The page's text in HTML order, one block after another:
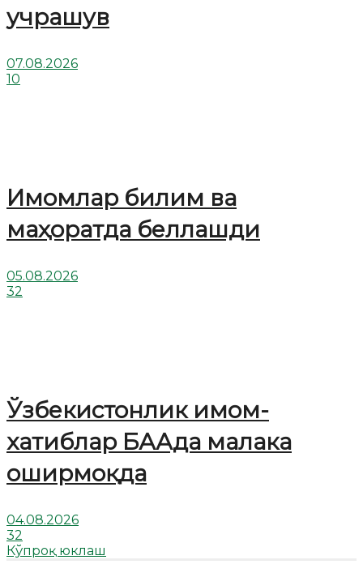
учрашув
07.08.2026
10
Имомлар билим ва
маҳоратда беллашди
05.08.2026
32
Ўзбекистонлик имом-
хатиблар БААда малака
оширмоқда
04.08.2026
32
Кўпроқ юклаш